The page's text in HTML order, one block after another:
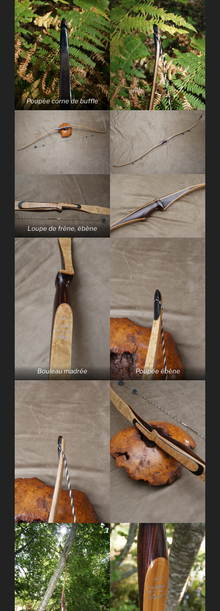
Poupée corne de buffle
Loupe de frêne, ébène
Bouleau madrée Poupée ébène